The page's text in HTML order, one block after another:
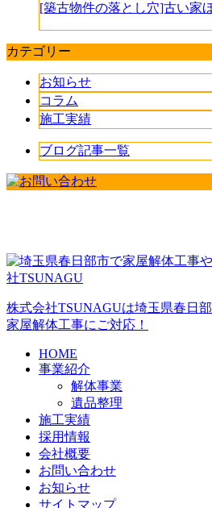
[築古物件の落とし穴]古い家
カテゴリー
お知らせ
コラム
施工実績
ブログ記事一覧
株式会社TSUNAGUは埼玉県春日
家屋解体工事にご対応！
HOME
事業紹介
解体事業
遺品整理
施工実績
採用情報
会社概要
お問い合わせ
お知らせ
サイトマップ